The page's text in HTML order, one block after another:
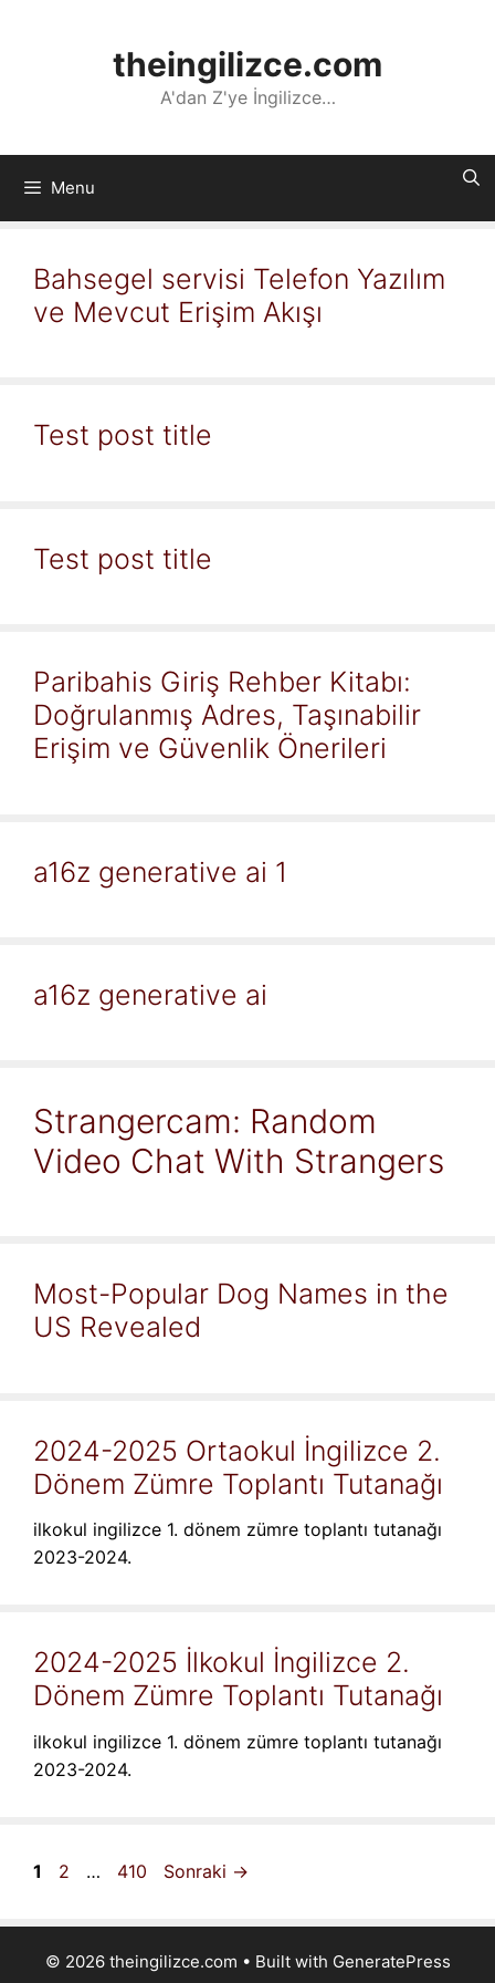
theingilizce.com
A'dan Z'ye İngilizce…
Menu
Bahsegel servisi Telefon Yazılım
ve Mevcut Erişim Akışı
Test post title
Test post title
Paribahis Giriş Rehber Kitabı:
Doğrulanmış Adres, Taşınabilir
Erişim ve Güvenlik Önerileri
a16z generative ai 1
a16z generative ai
Strangercam: Random
Video Chat With Strangers
Most-Popular Dog Names in the
US Revealed
2024-2025 Ortaokul İngilizce 2.
Dönem Zümre Toplantı Tutanağı
ilkokul ingilizce 1. dönem zümre toplantı tutanağı
2023-2024.
2024-2025 İlkokul İngilizce 2.
Dönem Zümre Toplantı Tutanağı
ilkokul ingilizce 1. dönem zümre toplantı tutanağı
2023-2024.
Sayfa
1 Sayfa
2 … Sayfa
410 Sonraki →
© 2026 theingilizce.com • Built with GeneratePress